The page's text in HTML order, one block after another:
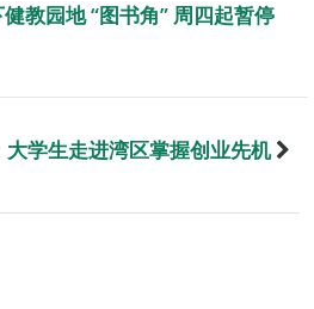
教园地 “图书角” 周四起暂停
大学生走进湾区掌握创业先机